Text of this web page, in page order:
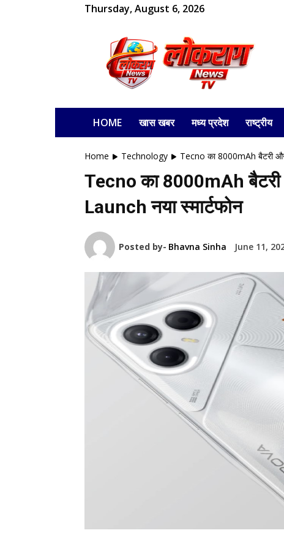
Thursday, August 6, 2026
लोकराग
HOME खास खबर मध्य प्रदेश राष्ट्रीय
Home Technology Tecno का 8000mAh बैटरी
Tecno का 8000mAh
Launch नया स्मार्टफोन
Posted by- Bhavna Sinha June 11,